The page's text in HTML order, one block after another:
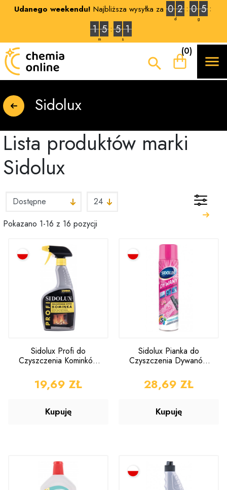
Udanego weekendu! Najbliższa wysyłka za 0 2
d
0 5
g
1 5
m
5 0
s

(0)

Sidolux
Lista produktów marki
Sidolux
Pokazano 1-16 z 16 pozycji
Sidolux Profi do
Czyszczenia Kominków
CENA
19,69 ZŁ
Kupuję
Sidolux Pianka do
Czyszczenia Dywanów
CENA
28,69 ZŁ
Kupuję